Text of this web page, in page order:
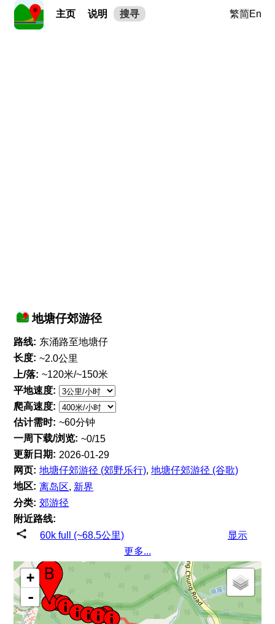
主页 说明 搜寻 繁简En
地塘仔郊游径
路线: 东涌路至地塘仔
长度: ~2.0公里
上/落: ~120米/~150米
平地速度:
爬高速度:
估计需时: ~60分钟
一周下载/浏览: ~0/15
更新日期: 2026-01-29
网页: 地塘仔郊游径 (郊野乐行),地塘仔郊游径 (谷歌)
地区: 离岛区, 新界
分类: 郊游径
附近路线:
60k full (~68.5公里)
显示
更多...
+
-